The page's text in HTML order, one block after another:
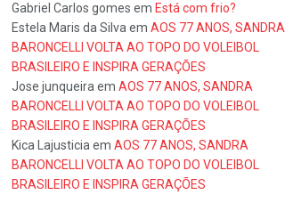
Gabriel Carlos gomes em Está com frio?
Estela Maris da Silva em AOS 77 ANOS, SANDRA
BARONCELLI VOLTA AO TOPO DO VOLEIBOL
BRASILEIRO E INSPIRA GERAÇÕES
Jose junqueira em AOS 77 ANOS, SANDRA
BARONCELLI VOLTA AO TOPO DO VOLEIBOL
BRASILEIRO E INSPIRA GERAÇÕES
Kica Lajusticia em AOS 77 ANOS, SANDRA
BARONCELLI VOLTA AO TOPO DO VOLEIBOL
BRASILEIRO E INSPIRA GERAÇÕES